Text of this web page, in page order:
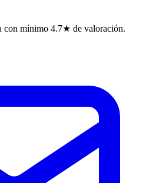
con mínimo 4.7★ de valoración.